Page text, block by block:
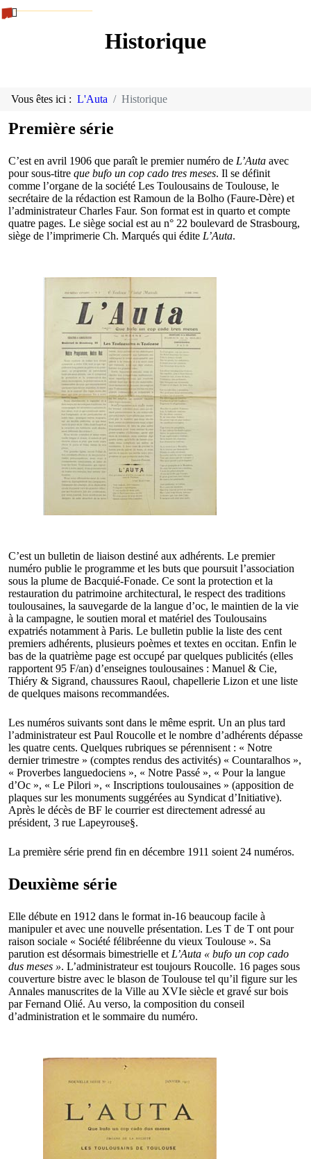
Historique
Vous êtes ici : L'Auta Historique
Première série
C’est en avril 1906 que paraît le premier numéro de L’Auta avec
pour sous-titre que bufo un cop cado tres meses. Il se définit
comme l’organe de la société Les Toulousains de Toulouse, le
secrétaire de la rédaction est Ramoun de la Bolho (Faure-Dère) et
l’administrateur Charles Faur. Son format est in quarto et compte
quatre pages. Le siège social est au n° 22 boulevard de Strasbourg,
siège de l’imprimerie Ch. Marqués qui édite L’Auta.
C’est un bulletin de liaison destiné aux adhérents. Le premier
numéro publie le programme et les buts que poursuit l’association
sous la plume de Bacquié-Fonade. Ce sont la protection et la
restauration du patrimoine architectural, le respect des traditions
toulousaines, la sauvegarde de la langue d’oc, le maintien de la vie
à la campagne, le soutien moral et matériel des Toulousains
expatriés notamment à Paris. Le bulletin publie la liste des cent
premiers adhérents, plusieurs poèmes et textes en occitan. Enfin le
bas de la quatrième page est occupé par quelques publicités (elles
rapportent 95 F/an) d’enseignes toulousaines : Manuel & Cie,
Thiéry & Sigrand, chaussures Raoul, chapellerie Lizon et une liste
de quelques maisons recommandées.
Les numéros suivants sont dans le même esprit. Un an plus tard
l’administrateur est Paul Roucolle et le nombre d’adhérents dépasse
les quatre cents. Quelques rubriques se pérennisent : « Notre
dernier trimestre » (comptes rendus des activités) « Countaralhos »,
« Proverbes languedociens », « Notre Passé », « Pour la langue
d’Oc », « Le Pilori », « Inscriptions toulousaines » (apposition de
plaques sur les monuments suggérées au Syndicat d’Initiative).
Après le décès de BF le courrier est directement adressé au
président, 3 rue Lapeyrouse§.
La première série prend fin en décembre 1911 soient 24 numéros.
Deuxième série
Elle débute en 1912 dans le format in-16 beaucoup facile à
manipuler et avec une nouvelle présentation. Les T de T ont pour
raison sociale « Société félibréenne du vieux Toulouse ». Sa
parution est désormais bimestrielle et L’Auta « bufo un cop cado
dus meses ». L’administrateur est toujours Roucolle. 16 pages sous
couverture bistre avec le blason de Toulouse tel qu’il figure sur les
Annales manuscrites de la Ville au XVIe siècle et gravé sur bois
par Fernand Olié. Au verso, la composition du conseil
d’administration et le sommaire du numéro.